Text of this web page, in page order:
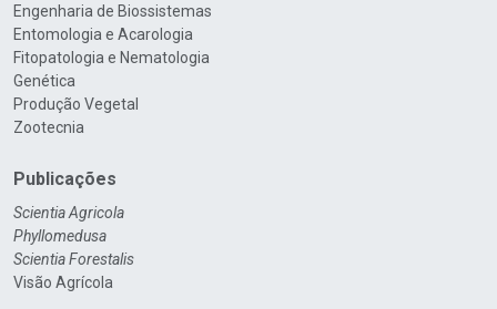
Engenharia de Biossistemas
Entomologia e Acarologia
Fitopatologia e Nematologia
Genética
Produção Vegetal
Zootecnia
Publicações
Scientia Agricola
Phyllomedusa
Scientia Forestalis
Visão Agrícola